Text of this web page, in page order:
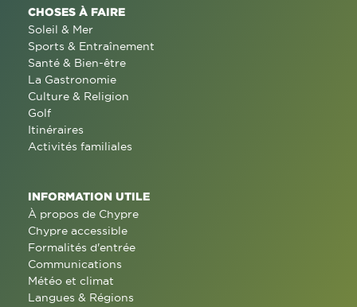
CHOSES À FAIRE
Soleil & Mer
Sports & Entraînement
Santé & Bien-être
La Gastronomie
Culture & Religion
Golf
Itinéraires
Activités familiales
INFORMATION UTILE
À propos de Chypre
Chypre accessible
Formalités d'entrée
Communications
Météo et climat
Langues & Régions